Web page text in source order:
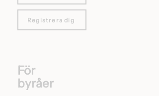
Registrera dig
För
byråer